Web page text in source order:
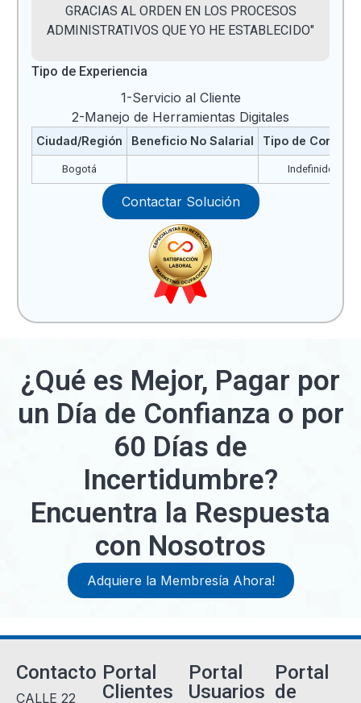
GRACIAS AL ORDEN EN LOS PROCESOS
ADMINISTRATIVOS QUE YO HE ESTABLECIDO"
Tipo de Experiencia
1-Servicio al Cliente
2-Manejo de Herramientas Digitales
Ciudad/Región Beneficio No Salarial Tipo de Contrato
Bogotá Indefinido
Contactar Solución
¿Qué es Mejor, Pagar por
un Día de Confianza o por
60 Días de
Incertidumbre?
Encuentra la Respuesta
con Nosotros
Adquiere la Membresía Ahora!
Contacto
CALLE 22
Portal
Clientes
Portal
Usuarios
Portal
de